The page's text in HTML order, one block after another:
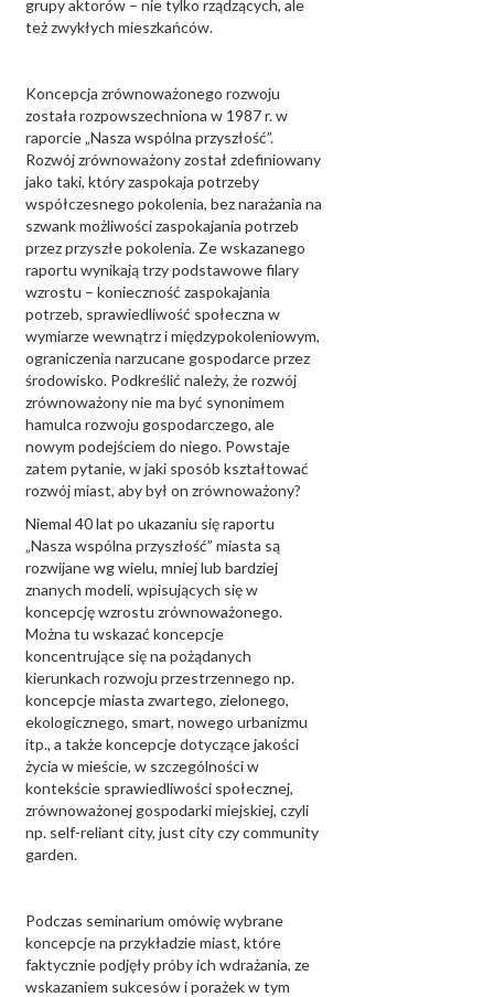
grupy aktorów – nie tylko rządzących, ale
też zwykłych mieszkańców.
Koncepcja zrównoważonego rozwoju
została rozpowszechniona w 1987 r. w
raporcie „Nasza wspólna przyszłość”.
Rozwój zrównoważony został zdefiniowany
jako taki, który zaspokaja potrzeby
współczesnego pokolenia, bez narażania na
szwank możliwości zaspokajania potrzeb
przez przyszłe pokolenia. Ze wskazanego
raportu wynikają trzy podstawowe filary
wzrostu – konieczność zaspokajania
potrzeb, sprawiedliwość społeczna w
wymiarze wewnątrz i międzypokoleniowym,
ograniczenia narzucane gospodarce przez
środowisko. Podkreślić należy, że rozwój
zrównoważony nie ma być synonimem
hamulca rozwoju gospodarczego, ale
nowym podejściem do niego. Powstaje
zatem pytanie, w jaki sposób kształtować
rozwój miast, aby był on zrównoważony?
Niemal 40 lat po ukazaniu się raportu
„Nasza wspólna przyszłość” miasta są
rozwijane wg wielu, mniej lub bardziej
znanych modeli, wpisujących się w
koncepcję wzrostu zrównoważonego.
Można tu wskazać koncepcje
koncentrujące się na pożądanych
kierunkach rozwoju przestrzennego np.
koncepcje miasta zwartego, zielonego,
ekologicznego, smart, nowego urbanizmu
itp., a także koncepcje dotyczące jakości
życia w mieście, w szczególności w
kontekście sprawiedliwości społecznej,
zrównoważonej gospodarki miejskiej, czyli
np. self-reliant city, just city czy community
garden.
Podczas seminarium omówię wybrane
koncepcje na przykładzie miast, które
faktycznie podjęły próby ich wdrażania, ze
wskazaniem sukcesów i porażek w tym